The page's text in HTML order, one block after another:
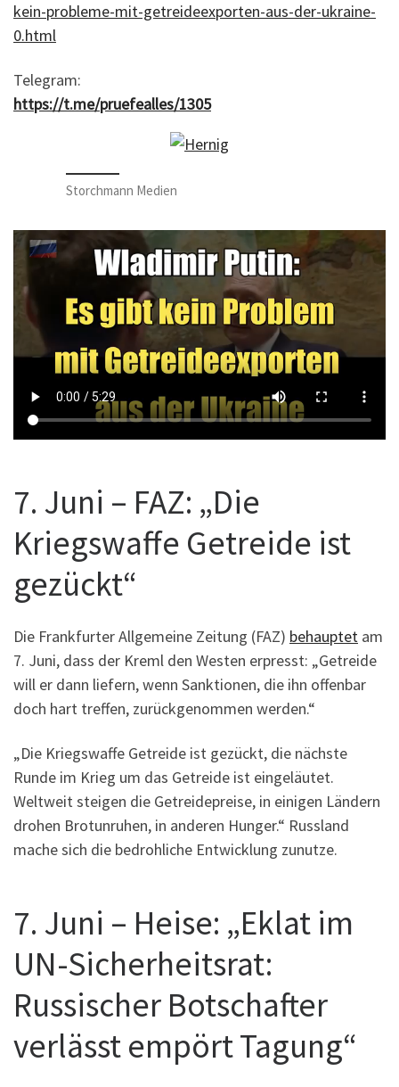
kein-probleme-mit-getreideexporten-aus-der-ukraine-
0.html
Telegram:
https://t.me/pruefealles/1305
Storchmann Medien
7. Juni – FAZ: „Die
Kriegswaffe Getreide ist
gezückt“
Die Frankfurter Allgemeine Zeitung (FAZ) behauptet am
7. Juni, dass der Kreml den Westen erpresst: „Getreide
will er dann liefern, wenn Sanktionen, die ihn offenbar
doch hart treffen, zurückgenommen werden.“
„Die Kriegswaffe Getreide ist gezückt, die nächste
Runde im Krieg um das Getreide ist eingeläutet.
Weltweit steigen die Getreidepreise, in einigen Ländern
drohen Brotunruhen, in anderen Hunger.“ Russland
mache sich die bedrohliche Entwicklung zunutze.
7. Juni – Heise: „Eklat im
UN-Sicherheitsrat:
Russischer Botschafter
verlässt empört Tagung“